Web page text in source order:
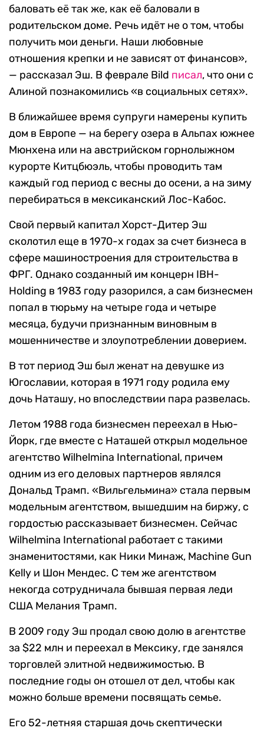
баловать её так же, как её баловали в
родительском доме. Речь идёт не о том, чтобы
получить мои деньги. Наши любовные
отношения крепки и не зависят от финансов»,
— рассказал Эш. В феврале Bild писал, что они с
Алиной познакомились «в социальных сетях».
В ближайшее время супруги намерены купить
дом в Европе — на берегу озера в Альпах южнее
Мюнхена или на австрийском горнолыжном
курорте Китцбюэль, чтобы проводить там
каждый год период с весны до осени, а на зиму
перебираться в мексиканский Лос-Кабос.
Свой первый капитал Хорст-Дитер Эш
сколотил еще в 1970-х годах за счет бизнеса в
сфере машиностроения для строительства в
ФРГ. Однако созданный им концерн IBH-
Holding в 1983 году разорился, а сам бизнесмен
попал в тюрьму на четыре года и четыре
месяца, будучи признанным виновным в
мошенничестве и злоупотреблении доверием.
В тот период Эш был женат на девушке из
Югославии, которая в 1971 году родила ему
дочь Наташу, но впоследствии пара развелась.
Летом 1988 года бизнесмен переехал в Нью-
Йорк, где вместе с Наташей открыл модельное
агентство Wilhelmina International, причем
одним из его деловых партнеров являлся
Дональд Трамп. «Вильгельмина» стала первым
модельным агентством, вышедшим на биржу, с
гордостью рассказывает бизнесмен. Сейчас
Wilhelmina International работает с такими
знаменитостями, как Ники Минаж, Machine Gun
Kelly и Шон Мендес. С тем же агентством
некогда сотрудничала бывшая первая леди
США Мелания Трамп.
В 2009 году Эш продал свою долю в агентстве
за $22 млн и переехал в Мексику, где занялся
торговлей элитной недвижимостью. В
последние годы он отошел от дел, чтобы как
можно больше времени посвящать семье.
Его 52-летняя старшая дочь скептически